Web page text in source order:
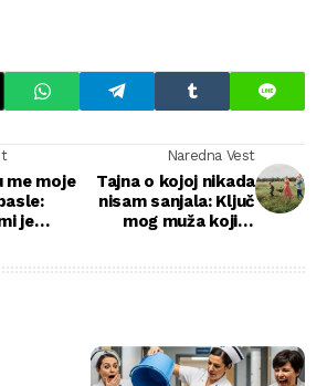
me moje
je
Naredna Vest
Tajna o kojoj nikada
nisam sanjala: Ključ
mog muža koji je